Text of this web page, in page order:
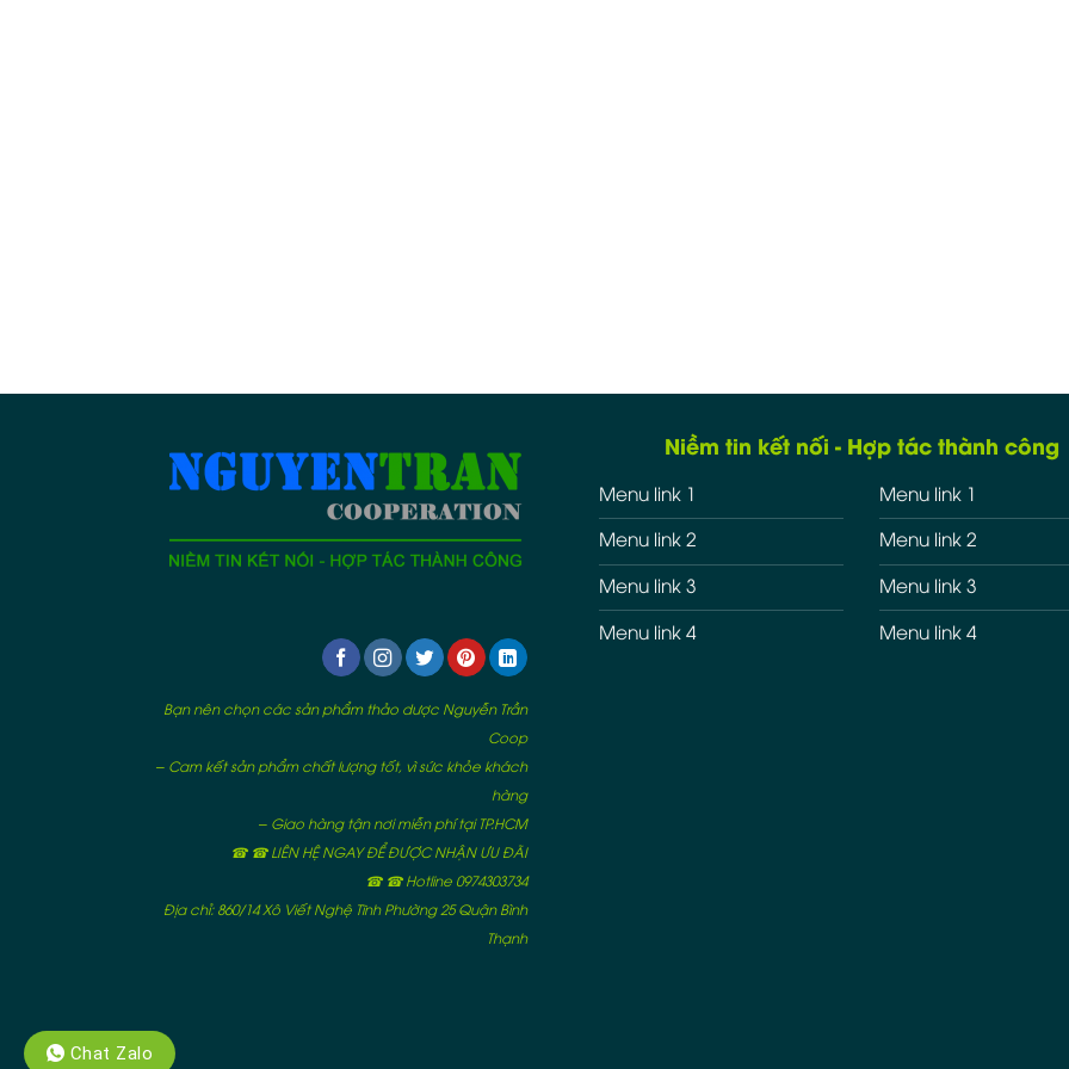
Bạn nên chọn các sản phẩm thảo dược Nguyễn Trần
Coop
– Cam kết sản phẩm chất lượng tốt, vì sức khỏe khách
hàng
– Giao hàng tận nơi miễn phí tại TP.HCM
☎ ☎ LIÊN HỆ NGAY ĐỂ ĐƯỢC NHẬN ƯU ĐÃI
☎ ☎ Hotline 0974303734
Địa chỉ: 860/14 Xô Viết Nghệ Tĩnh Phường 25 Quận Bình
Thạnh
Niềm tin kết nối - Hợp tác thành công
Menu link 1
Menu link 2
Menu link 3
Menu link 4
Menu link 1
Menu link 2
Menu link 3
Menu link 4
Chat Zalo